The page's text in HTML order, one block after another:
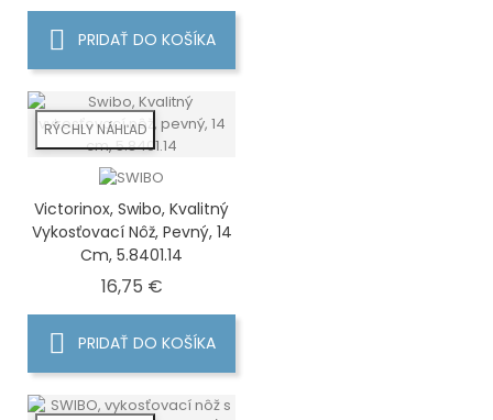
PRIDAŤ DO KOŠÍKA
RÝCHLY NÁHĽAD
Victorinox, Swibo, Kvalitný
Vykosťovací Nôž, Pevný, 14
Cm, 5.8401.14
16,75 €Cena
PRIDAŤ DO KOŠÍKA